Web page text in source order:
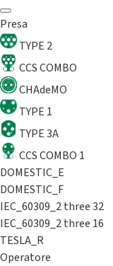
Presa
TYPE 2
CCS COMBO
CHAdeMO
TYPE 1
TYPE 3A
CCS COMBO 1
DOMESTIC_E
DOMESTIC_F
IEC_60309_2 three 32
IEC_60309_2 three 16
TESLA_R
Operatore